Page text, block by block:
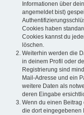
Informationen über
angemeldet bist)
Cookies haben
Cookies kannst du
löschen.
Weiterhin werden die
in deinem Profil oder
Registrierung sind
Mail-Adresse und ein
weitere Daten als
deren Eingabe
Wenn du einen
die dort eingegebenen